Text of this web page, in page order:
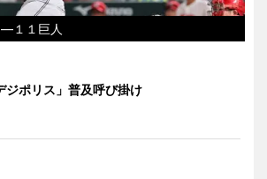
１１巨人
ジポリス」普及呼び掛け